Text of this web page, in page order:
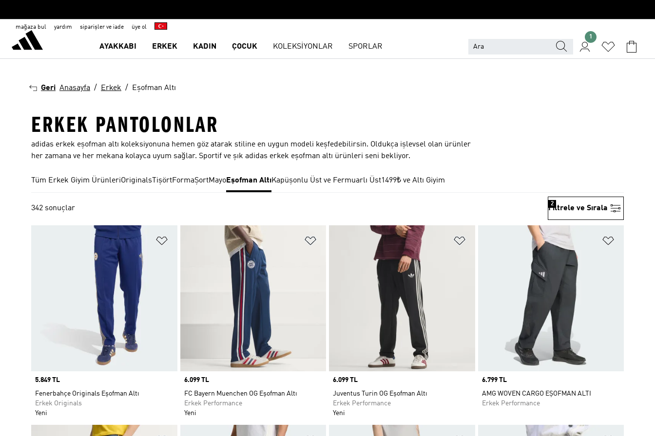
mağaza bul yardım siparişler ve iade üye ol
AYAKKABI ERKEK KADIN ÇOCUK KOLEKSİYONLAR SPORLAR
Geri Anasayfa Erkek Eşofman Altı
ERKEK PANTOLONLAR
adidas erkek eşofman altı koleksiyonuna hemen göz atarak stiline en uygun modeli keşfedebilirsin. Oldukça işlevsel olan ürünler
her zamana ve her mekana kolayca uyum sağlar. Sportif ve şık adidas erkek eşofman altı ürünleri seni bekliyor.
Tüm Erkek Giyim ÜrünleriOriginals TişörtFormaŞortMayoEşofman AltıKapüşonlu Üst ve Fermuarlı Üst1499₺ ve Altı Giyim
342 sonuçlar Filtrele ve Sırala
2
Favori Listesine Ekle
Price
5.849 TL
Fenerbahçe Originals Eşofman Altı
Erkek Originals
Yeni
Favori Listesine Ekle
Price
6.099 TL
FC Bayern Muenchen OG Eşofman Altı
Erkek Performance
Yeni
Favori Listesine Ekle
Price
6.099 TL
Juventus Turin OG Eşofman Altı
Erkek Performance
Yeni
Price
6.799 TL
AMG WOVEN CARGO EŞOFMAN ALTI
Erkek Performance